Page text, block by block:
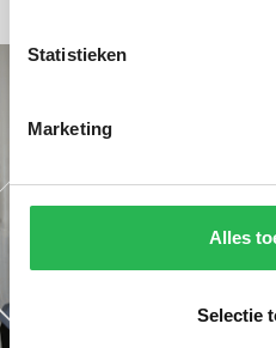
Statistieken
Marketing
Alles
Selectie